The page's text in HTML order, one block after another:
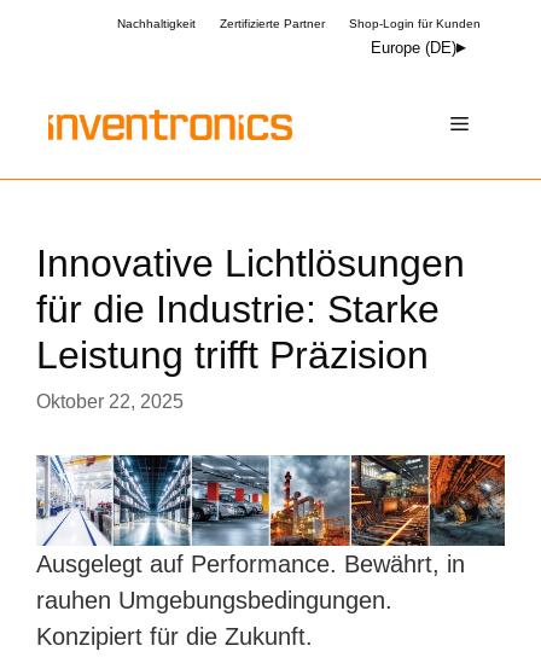
Nachhaltigkeit Zertifizierte Partner Shop-Login für Kunden
Europe (DE)
Menü
Innovative Lichtlösungen
für die Industrie: Starke
Leistung trifft Präzision
Oktober 22, 2025
Ausgelegt auf Performance. Bewährt, in
rauhen Umgebungsbedingungen.
Konzipiert für die Zukunft.